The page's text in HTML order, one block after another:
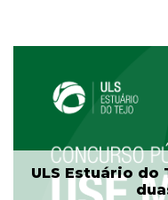
ULS Estuário do